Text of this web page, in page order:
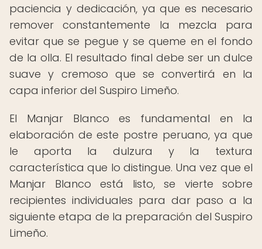
paciencia y dedicación, ya que es necesario
remover constantemente la mezcla para
evitar que se pegue y se queme en el fondo
de la olla. El resultado final debe ser un dulce
suave y cremoso que se convertirá en la
capa inferior del Suspiro Limeño.
El Manjar Blanco es fundamental en la
elaboración de este postre peruano, ya que
le aporta la dulzura y la textura
característica que lo distingue. Una vez que el
Manjar Blanco está listo, se vierte sobre
recipientes individuales para dar paso a la
siguiente etapa de la preparación del Suspiro
Limeño.